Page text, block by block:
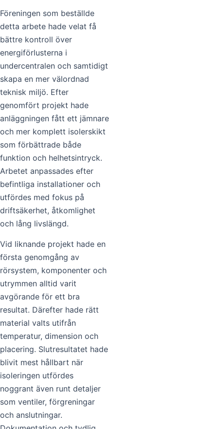
Föreningen som beställde
detta arbete hade velat få
bättre kontroll över
energiförlusterna i
undercentralen och samtidigt
skapa en mer välordnad
teknisk miljö. Efter
genomfört projekt hade
anläggningen fått ett jämnare
och mer komplett isolerskikt
som förbättrade både
funktion och helhetsintryck.
Arbetet anpassades efter
befintliga installationer och
utfördes med fokus på
driftsäkerhet, åtkomlighet
och lång livslängd.
Vid liknande projekt hade en
första genomgång av
rörsystem, komponenter och
utrymmen alltid varit
avgörande för ett bra
resultat. Därefter hade rätt
material valts utifrån
temperatur, dimension och
placering. Slutresultatet hade
blivit mest hållbart när
isoleringen utfördes
noggrant även runt detaljer
som ventiler, förgreningar
och anslutningar.